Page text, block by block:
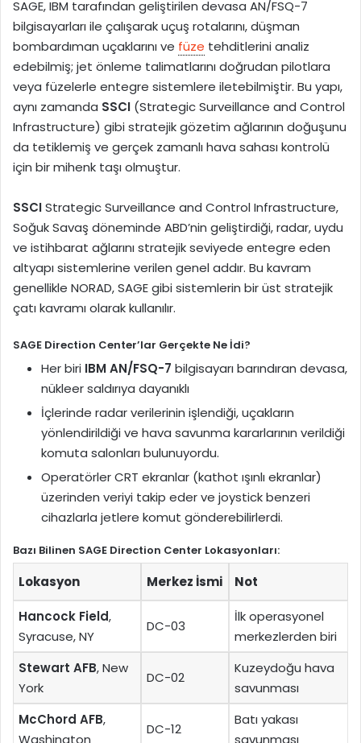
SAGE, IBM tarafından geliştirilen devasa AN/FSQ-7
bilgisayarları ile çalışarak uçuş rotalarını, düşman
bombardıman uçaklarını ve füze tehditlerini analiz
edebilmiş; jet önleme talimatlarını doğrudan pilotlara
veya füzelerle entegre sistemlere iletebilmiştir. Bu yapı,
aynı zamanda SSCI (Strategic Surveillance and Control
Infrastructure) gibi stratejik gözetim ağlarının doğuşunu
da tetiklemiş ve gerçek zamanlı hava sahası kontrolü
için bir mihenk taşı olmuştur.
SSCIStrategic Surveillance and Control Infrastructure,
Soğuk Savaş döneminde ABD’nin geliştirdiği, radar, uydu
ve istihbarat ağlarını stratejik seviyede entegre eden
altyapı sistemlerine verilen genel addır. Bu kavram
genellikle NORAD, SAGE gibi sistemlerin bir üst stratejik
çatı kavramı olarak kullanılır.
SAGE Direction Center’lar Gerçekte Ne İdi?
Her biri IBM AN/FSQ-7 bilgisayarı barındıran devasa,
nükleer saldırıya dayanıklı
İçlerinde radar verilerinin işlendiği, uçakların
yönlendirildiği ve hava savunma kararlarının verildiği
komuta salonları bulunuyordu.
Operatörler CRT ekranlar (kathot ışınlı ekranlar)
üzerinden veriyi takip eder ve joystick benzeri
cihazlarla jetlere komut gönderebilirlerdi.
Bazı Bilinen SAGE Direction Center Lokasyonları:
Lokasyon Merkez İsmi Not
Hancock Field,
Syracuse, NY
DC-03
İlk operasyonel
merkezlerden biri
Stewart AFB, New
York
DC-02
Kuzeydoğu hava
savunması
McChord AFB,
DC-12
Batı yakası